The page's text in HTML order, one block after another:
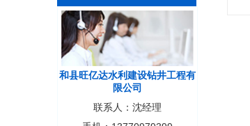
和县旺亿达水利建设钻井工程有
限公司
联系人：沈经理